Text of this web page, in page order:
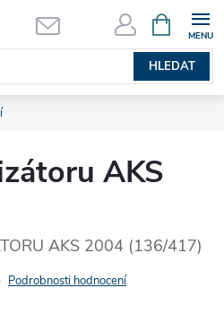
HLEDAT
NÁKUPNÍ
KOŠÍK
AKS
AKS 2004 (136/417)
Podrobnosti hodnocení